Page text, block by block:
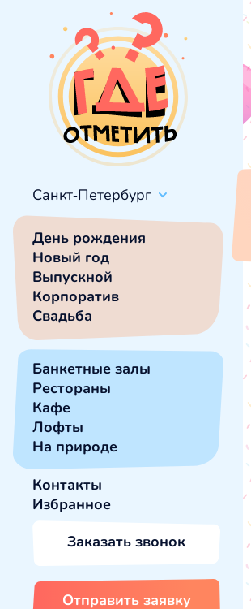
Санкт-Петербург
День рождения
Новый год
Выпускной
Корпоратив
Свадьба
Банкетные залы
Рестораны
Кафе
Лофты
На природе
Контакты
Избранное
Заказать звонок
Отправить заявку